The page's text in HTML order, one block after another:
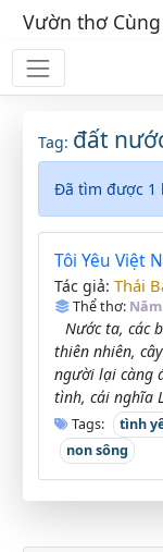
Vườn thơ
Tag: đất
Đã tìm được 1
Tôi Yêu Việt
Tác giả: Thái
Thể thơ:
Nước ta, các
thiên nhiên,
người lại càng
tình, cái nghĩa
Tags: tình
non sông